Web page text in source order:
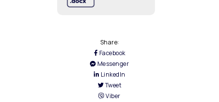
Share:
Facebook
Messenger
LinkedIn
Tweet
Viber